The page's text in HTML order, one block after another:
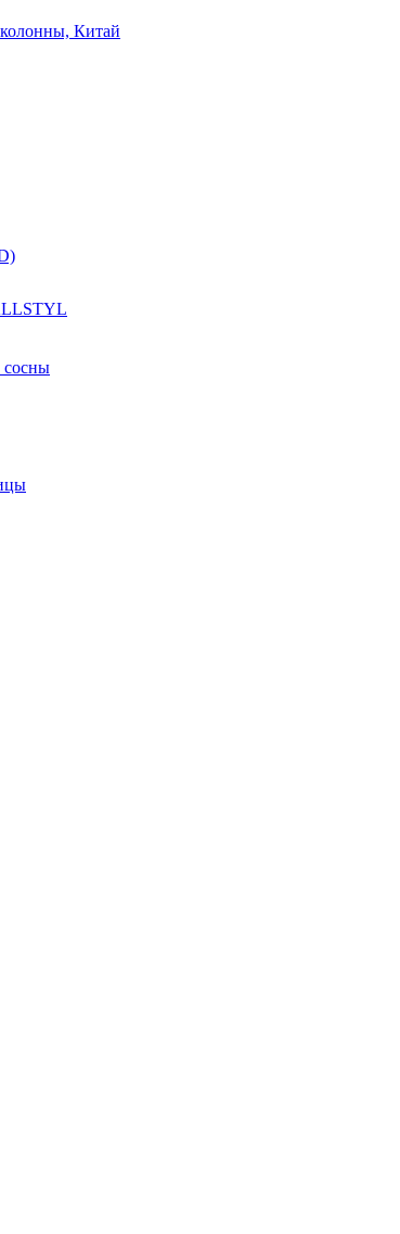
Китай
сосны